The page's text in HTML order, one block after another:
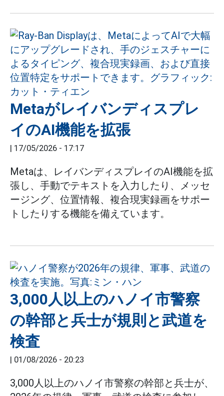
Metaがレイバンディスプレ
イのAI機能を拡張
| 17/05/2026 - 17:17
Metaは、レイバンディスプレイのAI機能を拡
張し、手動でテキストを入力したり、メッセ
ージング、位置情報、複合現実録画をサポー
トしたりする機能を備えています。
3,000人以上のハノイ市警察
の幹部と兵士が規則と武道を
検査
| 01/08/2026 - 20:23
3,000人以上のハノイ市警察の幹部と兵士が、